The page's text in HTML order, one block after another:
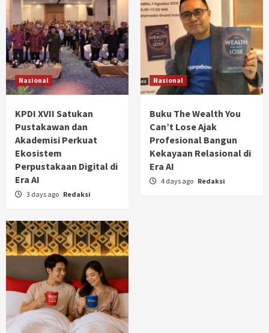
Nasional
KPDI XVII Satukan
Pustakawan dan
Akademisi Perkuat
Ekosistem
Perpustakaan Digital di
Era AI
3 days ago Redaksi
Nasional
Buku The Wealth You
Can’t Lose Ajak
Profesional Bangun
Kekayaan Relasional di
Era AI
4 days ago Redaksi